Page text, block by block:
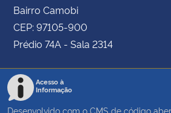
Bairro Camobi
CEP: 97105-900
Prédio 74A - Sala 2314
Acesso à
Informação
Desenvolvido com o CMS de código